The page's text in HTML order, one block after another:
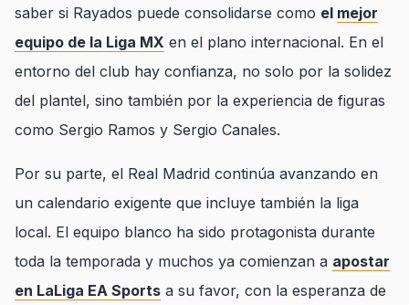
saber si Rayados puede consolidarse como el mejor
equipo de la Liga MX en el plano internacional. En el
entorno del club hay confianza, no solo por la solidez
del plantel, sino también por la experiencia de figuras
como Sergio Ramos y Sergio Canales.
Por su parte, el Real Madrid continúa avanzando en
un calendario exigente que incluye también la liga
local. El equipo blanco ha sido protagonista durante
toda la temporada y muchos ya comienzan a apostar
en LaLiga EA Sports a su favor, con la esperanza de